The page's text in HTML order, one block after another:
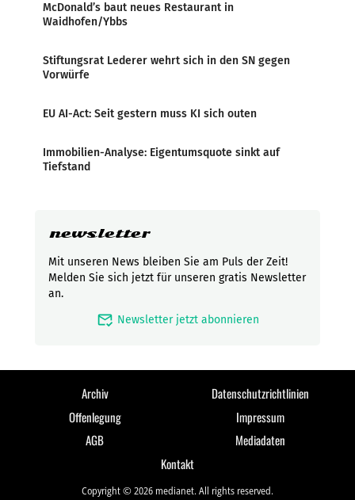
McDonald’s baut neues Restaurant in
Waidhofen/Ybbs
Stiftungsrat Lederer wehrt sich in den SN gegen
Vorwürfe
EU AI-Act: Seit gestern muss KI sich outen
Immobilien-Analyse: Eigentumsquote sinkt auf
Tiefstand
newsletter
Mit unseren News bleiben Sie am Puls der Zeit!
Melden Sie sich jetzt für unseren gratis Newsletter
an.
mark_email_read Newsletter jetzt abonnieren
Archiv
Datenschutzrichtlinien
Offenlegung
Impressum
AGB
Mediadaten
Kontakt
Copyright © 2026 medianet. All rights reserved.